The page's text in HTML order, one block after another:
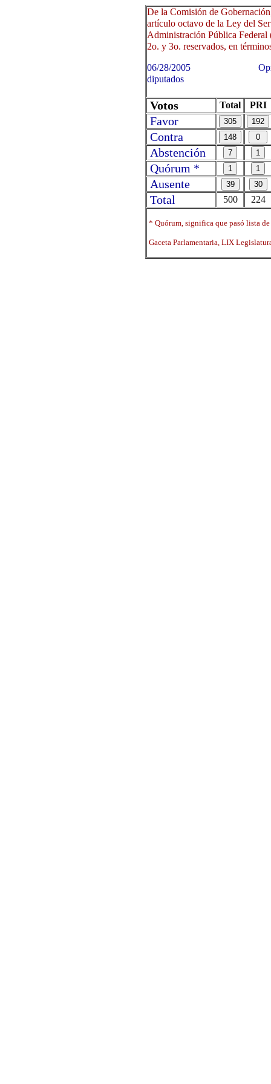
De la Comisión de
artículo octavo de la Ley del
Administración Pública
2o. y 3o. reservados, en
06/28/2005 Oprima
diputados
Votos Total PRI
Favor
Contra
Abstención
Quórum *
Ausente
Total
500 224
* Quórum, significa que pasó lista
Gaceta Parlamentaria, LIX